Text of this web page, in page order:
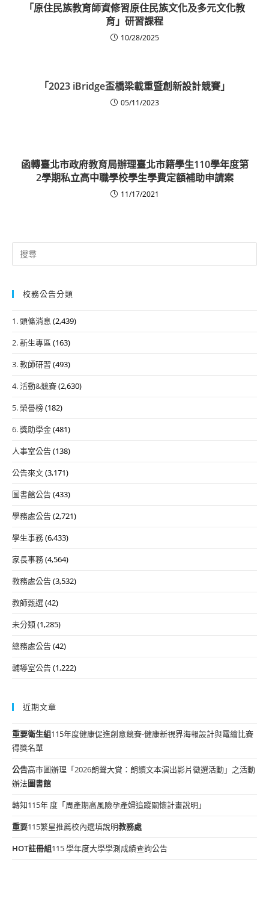
「原住民族教育師資修習原住民族文化及多元文化教
育」研習課程
10/28/2025
「2023 iBridge盃橋梁載重暨創新設計競賽」
05/11/2023
函轉臺北市政府教育局辦理臺北市籍學生110學年度第
2學期私立高中職學校學生學費定額補助申請案
11/17/2021
Search
for:
校務公告分類
1. 頭條消息 (2,439)
2. 新生專區 (163)
3. 教師研習 (493)
4. 活動&競賽(2,630)
5. 榮譽榜(182)
6. 獎助學金(481)
人事室公告(138)
公告來文(3,171)
圖書館公告(433)
學務處公告(2,721)
學生事務(6,433)
家長事務(4,564)
教務處公告(3,532)
教師甄選(42)
未分類(1,285)
總務處公告(42)
輔導室公告(1,222)
近期文章
重要衛生組115年度健康促進創意競賽-健康新視界海報設計與電繪比賽
得獎名單
公告高市圖辦理「2026朗聲大賞：朗讀文本演出影片徵選活動」之活動
辦法圖書館
轉知115年 度「周產期高風險孕產婦追蹤關懷計畫說明」
重要115繁星推薦校內選填說明教務處
HOT註冊組115 學年度大學學測成績查詢公告